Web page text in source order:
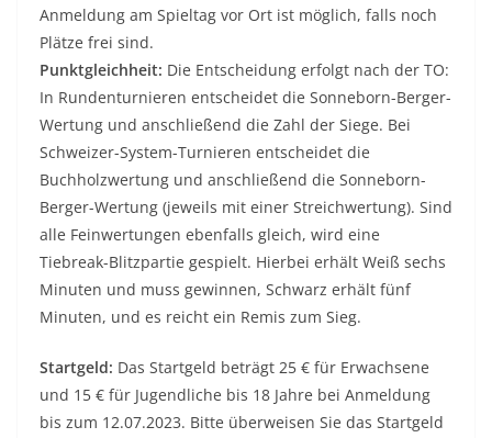
Anmeldung am Spieltag vor Ort ist möglich, falls noch
Plätze frei sind.
Punktgleichheit: Die Entscheidung erfolgt nach der TO:
In Rundenturnieren entscheidet die Sonneborn-Berger-
Wertung und anschließend die Zahl der Siege. Bei
Schweizer-System-Turnieren entscheidet die
Buchholzwertung und anschließend die Sonneborn-
Berger-Wertung (jeweils mit einer Streichwertung). Sind
alle Feinwertungen ebenfalls gleich, wird eine
Tiebreak-Blitzpartie gespielt. Hierbei erhält Weiß sechs
Minuten und muss gewinnen, Schwarz erhält fünf
Minuten, und es reicht ein Remis zum Sieg.
Startgeld: Das Startgeld beträgt 25 € für Erwachsene
und 1 5 € für Jugendliche bis 18 Jahre bei Anmeldung
bis zum 12.07.2023. Bitte überweisen Sie das Startgeld